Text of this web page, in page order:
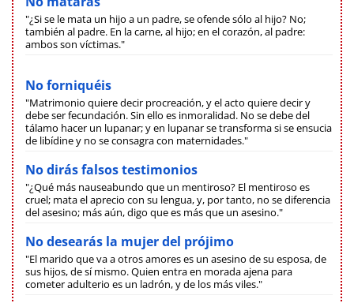
"¿Si se le mata un hijo a un padre, se ofende sólo al hijo? No;
también al padre. En la carne, al hijo; en el corazón, al padre:
ambos son víctimas."
No forniquéis
"Matrimonio quiere decir procreación, y el acto quiere decir y
debe ser fecundación. Sin ello es inmoralidad. No se debe del
tálamo hacer un lupanar; y en lupanar se transforma si se ensucia
de libídine y no se consagra con maternidades."
No dirás falsos testimonios
"¿Qué más nauseabundo que un mentiroso? El mentiroso es
cruel; mata el aprecio con su lengua, y, por tanto, no se diferencia
del asesino; más aún, digo que es más que un asesino."
No desearás la mujer del prójimo
"El marido que va a otros amores es un asesino de su esposa, de
sus hijos, de sí mismo. Quien entra en morada ajena para
cometer adulterio es un ladrón, y de los más viles."